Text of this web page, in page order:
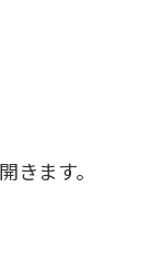
ます。